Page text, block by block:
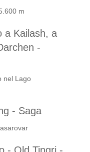
m
a Kailash, a
-
nel Lago
- Saga